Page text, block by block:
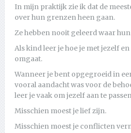
In mijn praktijk zie ik dat de
over hun grenzen heen gaan.
Ze hebben nooit geleerd waar
Als kind leer je hoe je met jezelf
omgaat.
Wanneer je bent opgegroeid in
vooral aandacht was voor de
leer je vaak om jezelf aan te
Misschien moest je lief zijn.
Misschien moest je conflicten